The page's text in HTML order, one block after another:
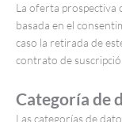
La oferta prospectiva
basada en el
caso la retirada de
contrato de
Categoría de
Las categorías de